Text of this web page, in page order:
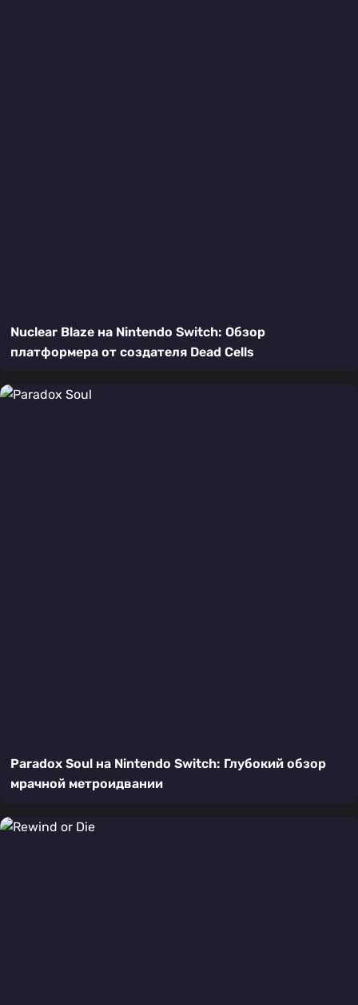
Nuclear Blaze на Nintendo Switch: Обзор
платформера от создателя Dead Cells
Paradox Soul на Nintendo Switch: Глубокий обзор
мрачной метроидвании